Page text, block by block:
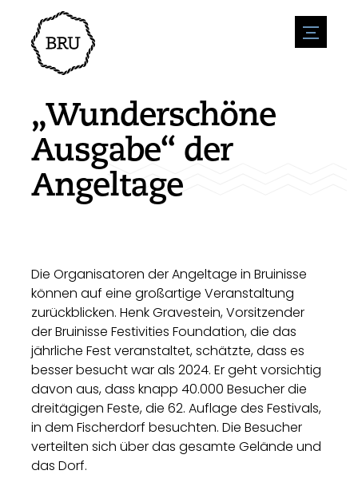
menu
Veranstaltungskalender
Veranstaltung anmelden
Übernachtung
Geschäfte
Natur & wasser
Sport
Sehenswürdigkeiten
Zugänglichkeit
Parken
Wohnumfeld
Um zu unternehmen
Stellenangebote
Nachrichtenübersicht
„Wunderschöne
Ausgabe“ der
Angeltage
Die Organisatoren der Angeltage in Bruinisse
können auf eine großartige Veranstaltung
zurückblicken. Henk Gravestein, Vorsitzender
der Bruinisse Festivities Foundation, die das
jährliche Fest veranstaltet, schätzte, dass es
besser besucht war als 2024. Er geht vorsichtig
davon aus, dass knapp 40.000 Besucher die
dreitägigen Feste, die 62. Auflage des Festivals,
in dem Fischerdorf besuchten. Die Besucher
verteilten sich über das gesamte Gelände und
das Dorf.